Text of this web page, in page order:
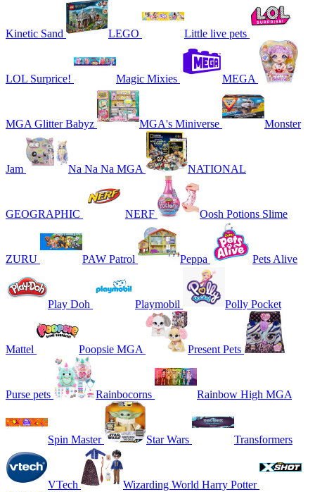
Kinetic Sand LEGO Little live pets
LOL Surprice! Magic Mixies MEGA
MGA Glitter Babyz MGA's Miniverse Monster
Jam Na Na Na MGA NATIONAL
GEOGRAPHIC NERF Oosh Potions Slime
ZURU PAW Patrol Peppa Pets Alive
Play Doh Playmobil Polly Pocket
Mattel Poopsie MGA Present Pets
Purse pets Rainbocorns Rainbow High MGA
Spin Master Star Wars Transformers
VTech
Wizarding World Harry Potter